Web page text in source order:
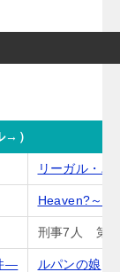
→）
リーガル・ハ
Heaven?～ご
刑事7人 第5
― ルパンの娘